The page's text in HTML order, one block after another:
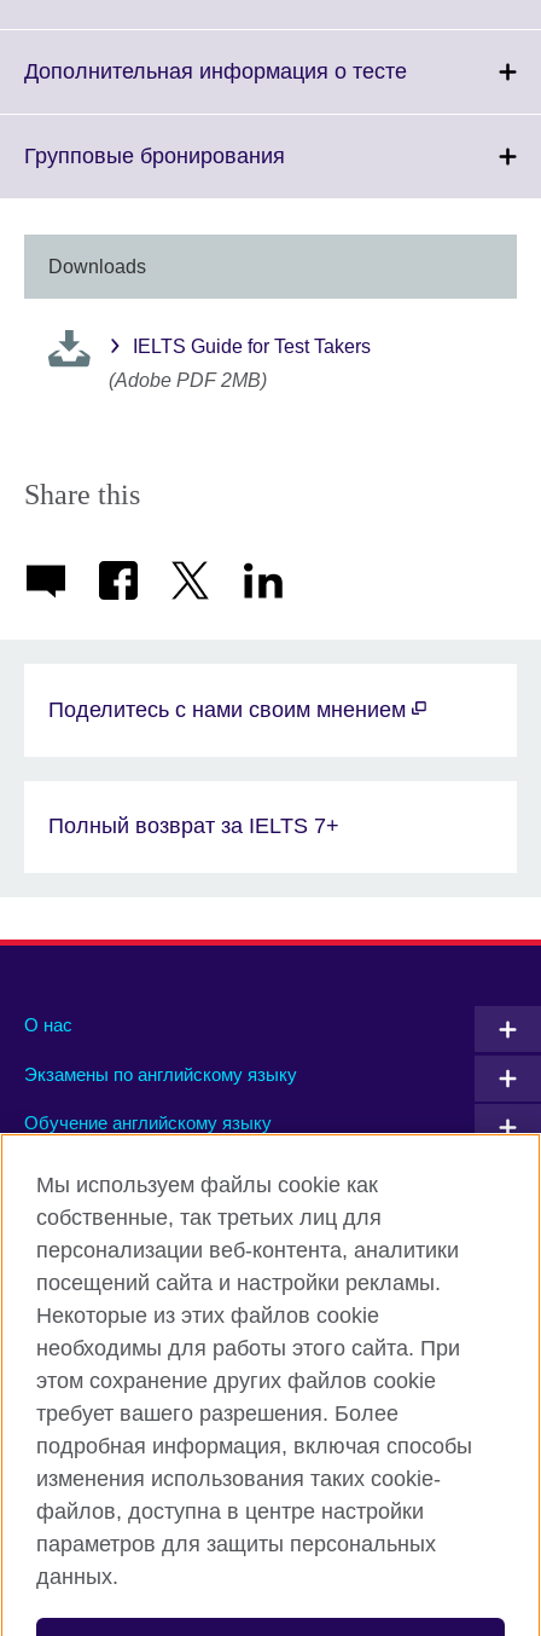
More
Дополнительная информация о тестеClick
Групповые бронирования
More
available.
Downloads
IELTS Guide for Test Takers
(Adobe PDF 2MB)
Share this
Поделитесь с нами своим мнением
Полный возврат за IELTS 7+
О нас
Экзамены по английскому языку
Обучение английскому языку
Connect with us
Facebook Instagram
TikTok YouTube
Британский Совет Глобальный вебсайт
Правила использования и конфиденциальности
Cookies
Sitemap
Международная организация Соединенного Королевства по
Мы используем файлы cookie как
собственные, так третьих лиц для
персонализации веб-контента, аналитики
посещений сайта и настройки рекламы.
Некоторые из этих файлов cookie
необходимы для работы этого сайта. При
этом сохранение других файлов cookie
требует вашего разрешения. Более
подробная информация, включая способы
изменения использования таких cookie-
файлов, доступна в центре настройки
параметров для защиты персональных
данных.